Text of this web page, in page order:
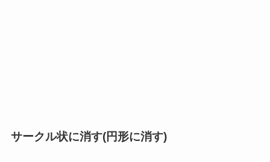
サークル状に消す(円形に消す)